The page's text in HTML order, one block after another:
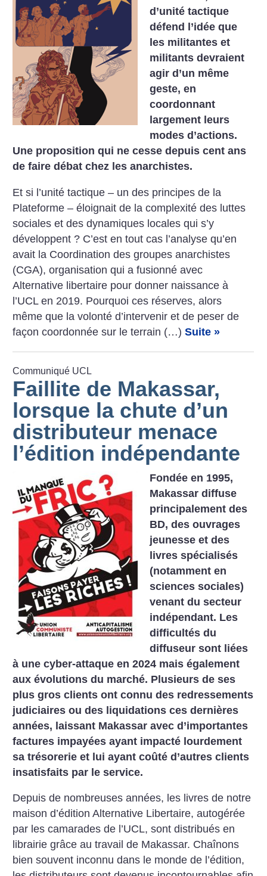
d’unité tactique
défend l’idée que
les militantes et
militants devraient
agir d’un même
geste, en
coordonnant
largement leurs
modes d’actions.
Une proposition qui ne cesse depuis cent ans
de faire débat chez les anarchistes.
Et si l’unité tactique – un des principes de la
Plateforme – éloignait de la complexité des luttes
sociales et des dynamiques locales qui s’y
développent ? C’est en tout cas l’analyse qu’en
avait la Coordination des groupes anarchistes
(CGA), organisation qui a fusionné avec
Alternative libertaire pour donner naissance à
l’UCL en 2019. Pourquoi ces réserves, alors
même que la volonté d’intervenir et de peser de
façon coordonnée sur le terrain (…)Suite »
Communiqué UCL
Faillite de Makassar,
lorsque la chute d’un
distributeur menace
l’édition indépendante
Fondée en 1995,
Makassar diffuse
principalement des
BD, des ouvrages
jeunesse et des
livres spécialisés
(notamment en
sciences sociales)
venant du secteur
indépendant. Les
difficultés du
diffuseur sont liées
à une cyber-attaque en 2024 mais également
aux évolutions du marché. Plusieurs de ses
plus gros clients ont connu des redressements
judiciaires ou des liquidations ces dernières
années, laissant Makassar avec d’importantes
factures impayées ayant impacté lourdement
sa trésorerie et lui ayant coûté d’autres clients
insatisfaits par le service.
Depuis de nombreuses années, les livres de notre
maison d’édition Alternative Libertaire, autogérée
par les camarades de l’UCL, sont distribués en
librairie grâce au travail de Makassar. Chaînons
bien souvent inconnu dans le monde de l’édition,